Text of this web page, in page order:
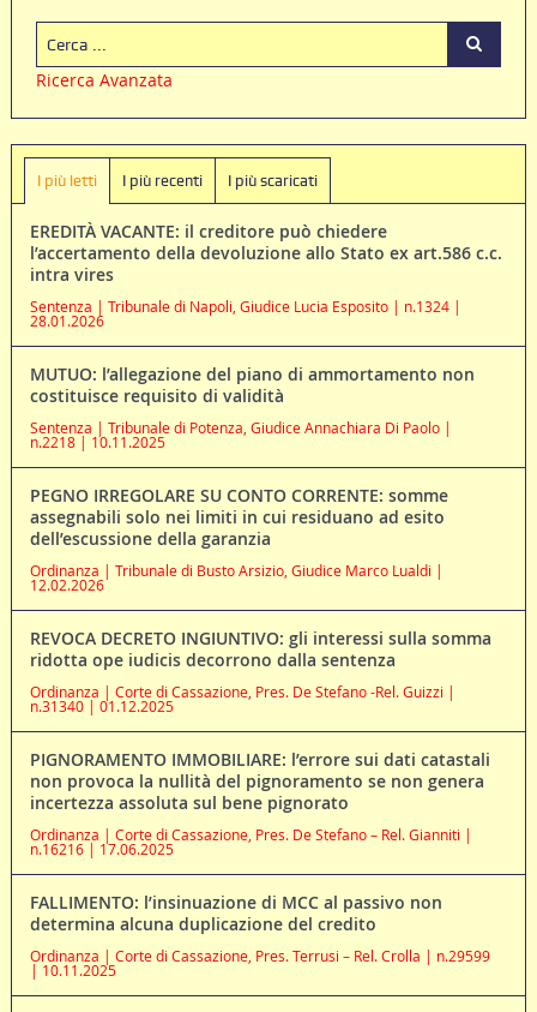
Ricerca Avanzata
I più letti I più recenti I più scaricati
EREDITÀ VACANTE: il creditore può chiedere
l’accertamento della devoluzione allo Stato ex art.586 c.c.
intra vires
Sentenza | Tribunale di Napoli, Giudice Lucia Esposito | n.1324 |
28.01.2026
MUTUO: l’allegazione del piano di ammortamento non
costituisce requisito di validità
Sentenza | Tribunale di Potenza, Giudice Annachiara Di Paolo |
n.2218 | 10.11.2025
PEGNO IRREGOLARE SU CONTO CORRENTE: somme
assegnabili solo nei limiti in cui residuano ad esito
dell’escussione della garanzia
Ordinanza | Tribunale di Busto Arsizio, Giudice Marco Lualdi |
12.02.2026
REVOCA DECRETO INGIUNTIVO: gli interessi sulla somma
ridotta ope iudicis decorrono dalla sentenza
Ordinanza | Corte di Cassazione, Pres. De Stefano -Rel. Guizzi |
n.31340 | 01.12.2025
PIGNORAMENTO IMMOBILIARE: l’errore sui dati catastali
non provoca la nullità del pignoramento se non genera
incertezza assoluta sul bene pignorato
Ordinanza | Corte di Cassazione, Pres. De Stefano – Rel. Gianniti |
n.16216 | 17.06.2025
FALLIMENTO: l’insinuazione di MCC al passivo non
determina alcuna duplicazione del credito
Ordinanza | Corte di Cassazione, Pres. Terrusi – Rel. Crolla | n.29599
| 10.11.2025